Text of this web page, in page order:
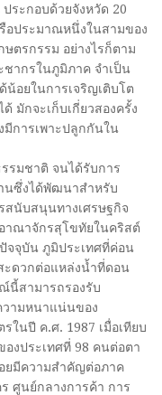
ประกอบด้วยจังหวัด 20
อประมาณหนึ่งในสามของ
ษตรกรรม อย่างไรก็ตาม
ากรในภูมิภาค จำเป็น
น้อยในการเจริญเติบโต
มักจะเก็บเกี่ยวสองครั้ง
มีการเพาะปลูกกันใน
รมชาติ จนได้รับการ
นซึ่งได้พัฒนาสำหรับ
สนับสนุนทางเศรษฐกิจ
าณาจักรสุโขทัยในคริสต์
จจุบัน ภูมิประเทศที่ค่อน
ะดวกต่อแหล่งน้ำที่ดอน
นี้สามารถรองรับ
ามหนาแน่นของ
ในปี ค.ศ. 1987 เมื่อเทียบ
งประเทศที่ 98 คนต่อตา
ยมีความสำคัญต่อภาค
ศูนย์กลางการค้า การ